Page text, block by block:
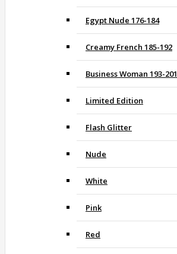
Egypt Nude 176-184
Creamy French 185-192
Business Woman 193-201
Limited Edition
Flash Glitter
Nude
White
Pink
Red